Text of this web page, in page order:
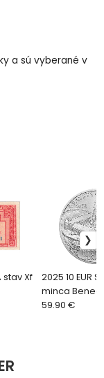
a sú vyberané v
stav Xf
2025 10 EUR
minca
opátstvo v
59.90 €